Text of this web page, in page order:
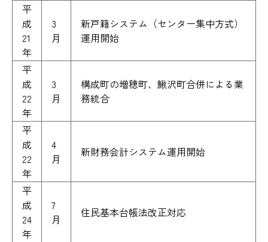
平
成
21
年
3
月
新戸籍システム（センター集中方式）
運用開始
平
成
22
年
3
月
構成町の増穂町、鰍沢町合併による業
務統合
平
成
22
年
4
月
新財務会計システム運用開始
平
成
24
年
7
月
住民基本台帳法改正対応